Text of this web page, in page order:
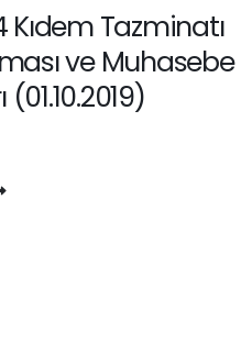
Kıdem Tazminatı
ve Muhasebe
(01.10.2019)